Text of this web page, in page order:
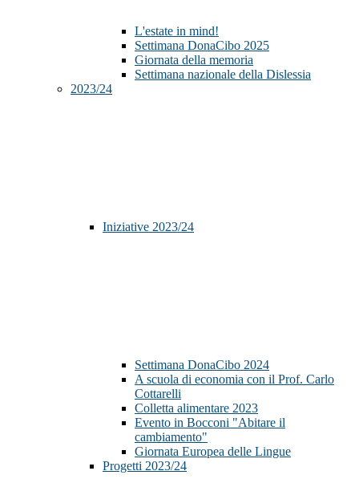
L'estate in mind!
Settimana DonaCibo 2025
Giornata della memoria
Settimana nazionale della Dislessia
2023/24
Iniziative 2023/24
Settimana DonaCibo 2024
A scuola di economia con il Prof. Carlo
Cottarelli
Colletta alimentare 2023
Evento in Bocconi "Abitare il
cambiamento"
Giornata Europea delle Lingue
Progetti 2023/24